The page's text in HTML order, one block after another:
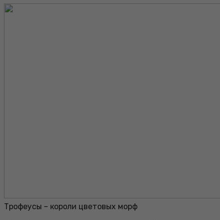
Трофеусы – короли цветовых морф